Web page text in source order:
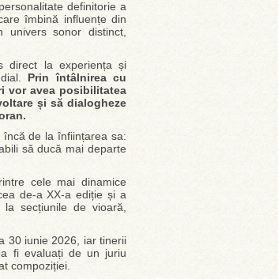
definitorie a
îmbină influențe din
sonor distinct,
direct la experiența și
Prin întâlnirea cu
vor avea posibilitatea
și să dialogheze
încă de la înființarea sa:
să ducă mai departe
cele mai dinamice
de-a XX-a ediție și a
secțiunile de vioară,
30 iunie 2026, iar tinerii
fi evaluați de un juriu
compoziției.